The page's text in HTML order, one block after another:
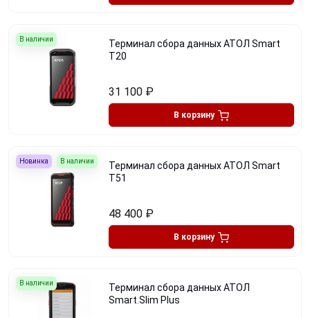
В наличии
В корзину
Терминал сбора данных АТОЛ Smart
T20
31 100 ₽
Новинка В наличии
В корзину
Терминал сбора данных АТОЛ Smart
T51
48 400 ₽
В наличии
Терминал сбора данных АТОЛ
Smart.Slim Plus